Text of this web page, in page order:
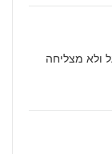
ולא מצליחה